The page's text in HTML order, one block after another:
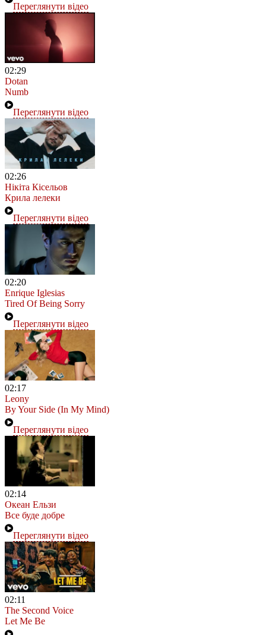
Переглянути відео
02:29
Dotan
Numb
Переглянути відео
02:26
Нікіта Кісельов
Крила лелеки
Переглянути відео
02:20
Enrique Iglesias
Tired Of Being Sorry
Переглянути відео
02:17
Leony
By Your Side (In My Mind)
Переглянути відео
02:14
Океан Ельзи
Все буде добре
Переглянути відео
02:11
The Second Voice
Let Me Be